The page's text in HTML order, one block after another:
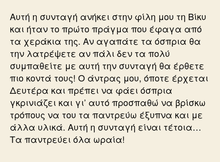
Αυτή η συνταγή ανήκει στην φίλη μου τη Βίκυ
και ήταν το πρώτο πράγμα που έφαγα από
τα χεράκια της. Αν αγαπάτε τα όσπρια θα
την λατρέψετε αν πάλι δεν τα πολύ
συμπαθείτε με αυτή την συνταγή θα έρθετε
πιο κοντά τους! Ο άντρας μου, όποτε έρχεται
Δευτέρα και πρέπει να φάει όσπρια
γκρινιάζει και γι’ αυτό προσπαθώ να βρίσκω
τρόπους να του τα παντρεύω έξυπνα και με
άλλα υλικά. Αυτή η συνταγή είναι τέτοια…
Τα παντρεύει όλα ωραία!